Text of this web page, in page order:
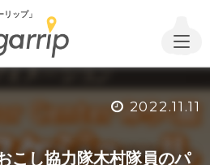
ップ」
2022.11.11
こし協力隊木村隊員のパ